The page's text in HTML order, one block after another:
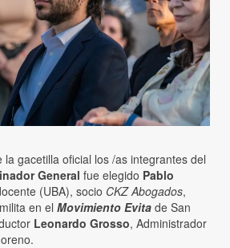
la gacetilla oficial los /as integrantes del
General fue elegido Pablo
(UBA), socio CKZ Abogados,
en el Movimiento Evita de San
Leonardo Grosso, Administrador